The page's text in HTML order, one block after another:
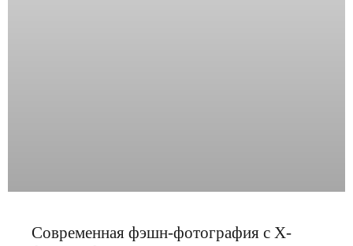
Современная фэшн-фотография с Х-